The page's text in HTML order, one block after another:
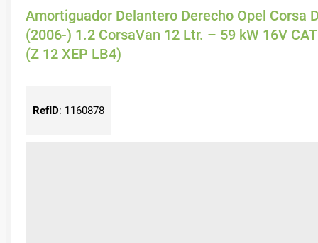
Amortiguador Delantero Derecho Opel Corsa
(2006-) 1.2 CorsaVan 12 Ltr. – 59 kW 16V CAT
(Z 12 XEP LB4)
RefID: 1160878